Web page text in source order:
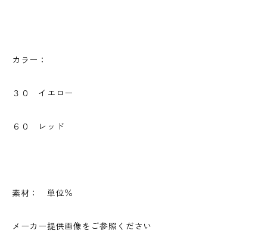
カラー：
３０ イエロー
６０ レッド
素材： 単位％
メーカー提供画像をご参照ください